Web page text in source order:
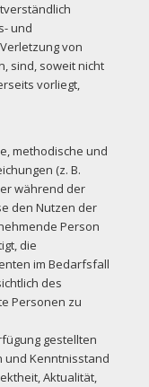
und
von
sind, soweit nicht
vorliegt,
methodische und
(z. B.
während der
den Nutzen der
Person
die
im Bedarfsfall
des
Personen zu
gestellten
und Kenntnisstand
Aktualität,